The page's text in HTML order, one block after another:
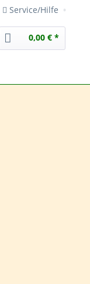
Service/Hilfe
0,00 € *